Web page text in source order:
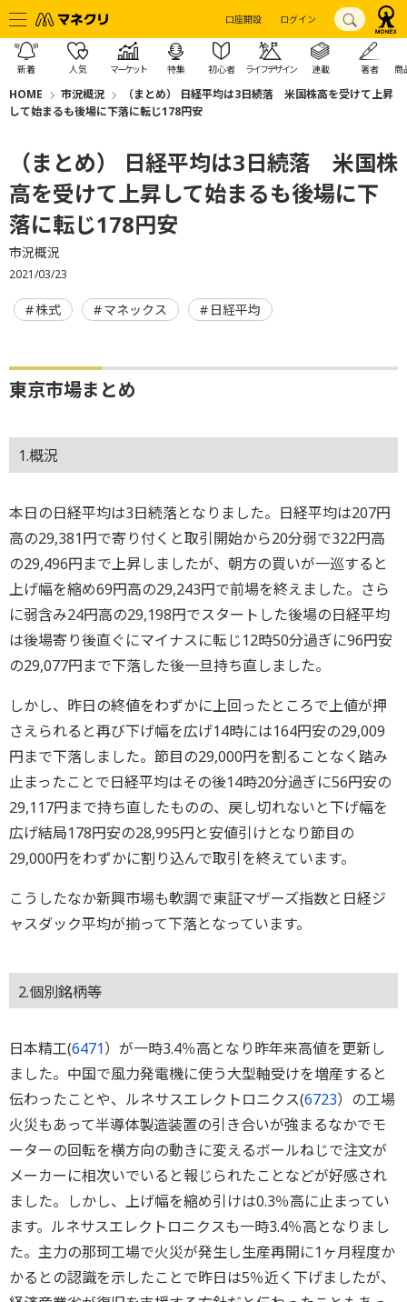
口座開設 ログイン
新着 人気 マーケット 特集 初心者 ライフデザイン 連載 著者 商
HOME 市況概況
（まとめ） 日経平均は3日続落 米国株高を受けて上昇
して始まるも後場に下落に転じ178円安
（まとめ） 日経平均は3日続落 米国株
高を受けて上昇して始まるも後場に下
落に転じ178円安
市況概況
2021/03/23
株式 マネックス 日経平均
東京市場まとめ
1.概況
本日の日経平均は3日続落となりました。日経平均は207円
高の29,381円で寄り付くと取引開始から20分弱で322円高
の29,496円まで上昇しましたが、朝方の買いが一巡すると
上げ幅を縮め69円高の29,243円で前場を終えました。さら
に弱含み24円高の29,198円でスタートした後場の日経平均
は後場寄り後直ぐにマイナスに転じ12時50分過ぎに96円安
の29,077円まで下落した後一旦持ち直しました。
しかし、昨日の終値をわずかに上回ったところで上値が押
さえられると再び下げ幅を広げ14時には164円安の29,009
円まで下落しました。節目の29,000円を割ることなく踏み
止まったことで日経平均はその後14時20分過ぎに56円安の
29,117円まで持ち直したものの、戻し切れないと下げ幅を
広げ結局178円安の28,995円と安値引けとなり節目の
29,000円をわずかに割り込んで取引を終えています。
こうしたなか新興市場も軟調で東証マザーズ指数と日経ジ
ャスダック平均が揃って下落となっています。
2.個別銘柄等
日本精工(6471）が一時3.4％高となり昨年来高値を更新し
ました。中国で風力発電機に使う大型軸受けを増産すると
伝わったことや、ルネサスエレクトロニクス(6723）の工場
火災もあって半導体製造装置の引き合いが強まるなかでモ
ーターの回転を横方向の動きに変えるボールねじで注文が
メーカーに相次いでいると報じられたことなどが好感され
ました。しかし、上げ幅を縮め引けは0.3％高に止まってい
ます。ルネサスエレクトロニクスも一時3.4％高となりまし
た。主力の那珂工場で火災が発生し生産再開に1ヶ月程度か
かるとの認識を示したことで昨日は5％近く下げましたが、